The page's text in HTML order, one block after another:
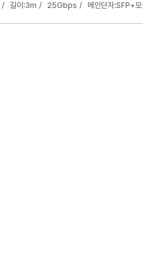
길이:3m 25Gbps 메인단자:SFP+